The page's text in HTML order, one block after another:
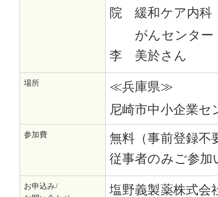
院 緩和ケア内
がんセンタ
李 美於さん
場所
≪兵庫県≫
尼崎市中小企業
参加費
無料（事前登録不
従事者のみご参
お申込み/
塩野義製薬株式